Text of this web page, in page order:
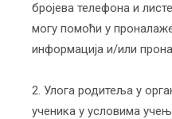
бројева телефона и
могу помоћи у
информација и/или
2. Улога родитеља у
ученика у условима